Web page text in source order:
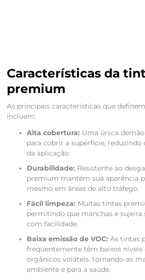
Características da
premium
As principais características que
incluem:
Alta cobertura: Uma única
para cobrir a superfície,
da aplicação.
Durabilidade: Resistente ao
premium mantém sua aparência
mesmo em áreas de alto tráfego.
Fácil limpeza: Muitas tintas
permitindo que manchas e sujeira
com facilidade.
Baixa emissão de VOC: As tintas
frequentemente têm baixos níveis
orgânicos voláteis, tornando-as
ambiente e para a saúde.